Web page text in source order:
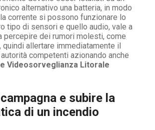
alternativo una batteria, in modo
corrente si possono funzionare lo
tipo di sensori e quello audio, vale a
percepire dei rumori molesti, come
quindi allertare immediatamente il
competenti azionando anche
Videosorveglianza Litorale
e subire la
di un incendio